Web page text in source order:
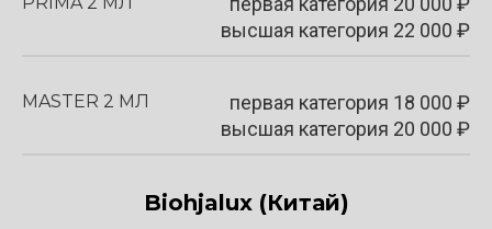
высшая категория 22 000 ₽
MASTER 2 МЛ первая категория 18 000 ₽
высшая категория 20 000 ₽
Biohjalux (Китай)